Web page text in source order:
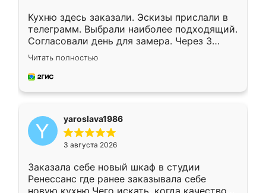
Кухню здесь заказали. Эскизы прислали в
телеграмм. Выбрали наиболее подходящий.
Согласовали день для замера. Через 3
недели кухня была уже готова. Остались
довольны работой. Спасибо Ренессанс
мебель за качественную работу!
Читать полностью
yaroslava1986
3 августа 2026
Заказала себе новый шкаф в студии
Ренессанс где ранее заказывала себе
новую кухню.Чего искать, когда качеством